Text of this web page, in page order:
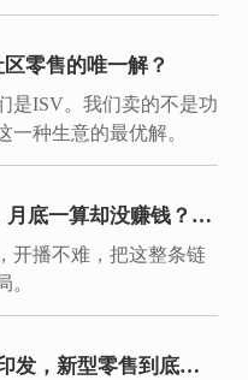
零售的唯一解？
是ISV。我们卖的不是功
一种生意的最优解。
底一算却没赚钱？入
7关
开播不难，把这整条链
。
发，新型零售到底新